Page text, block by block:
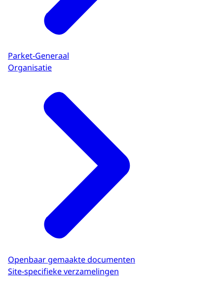
Parket-Generaal
Organisatie
Openbaar gemaakte documenten
Site-specifieke verzamelingen